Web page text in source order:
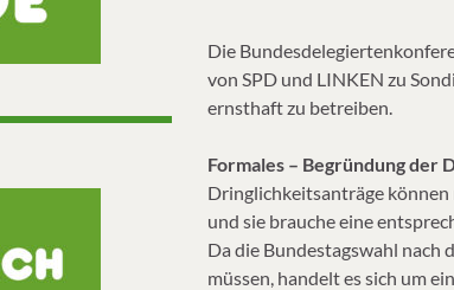
Die
von SPD und LINKEN zu
ernsthaft zu betreiben.
Formales – Begründung der
Dringlichkeitsanträge können
und sie brauche eine
Da die Bundestagswahl nach
müssen, handelt es sich um